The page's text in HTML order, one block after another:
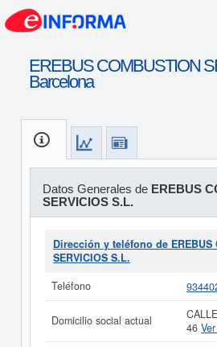
EREBUS COMBUSTION
Barcelona
Datos Generales de EREBUS
SERVICIOS S.L.
Dirección y teléfono de EREBUS
SERVICIOS S.L.
Teléfono
Domicilio social actual
46